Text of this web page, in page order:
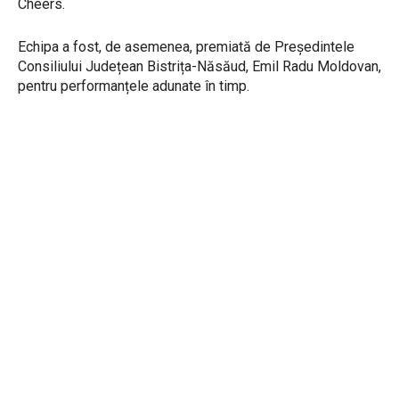
Cheers.
Echipa a fost, de asemenea, premiată de Președintele
Consiliului Județean Bistrița-Năsăud, Emil Radu Moldovan,
pentru performanțele adunate în timp.